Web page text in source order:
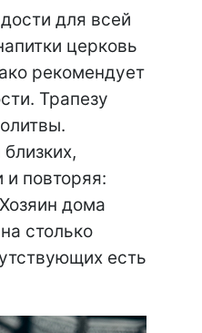
для всей
церковь
рекомендует
Трапезу
повторяя:
дома
столько
есть